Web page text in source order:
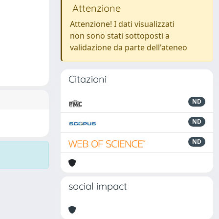
Attenzione
Attenzione! I dati visualizzati
non sono stati sottoposti a
validazione da parte dell'ateneo
Citazioni
ND
ND
ND
social impact